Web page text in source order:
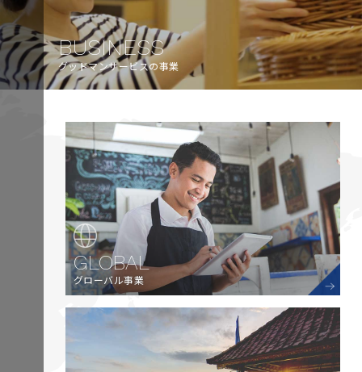
BUSINESS
グッドマンサービスの事業
GLOBAL
グローバル事業